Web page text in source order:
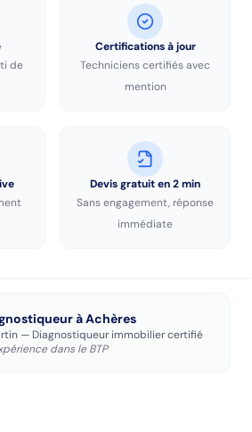
de
Certifications à jour
Techniciens certifiés avec
mention
Devis gratuit en 2 min
Sans engagement, réponse
immédiate
à Achères
— Diagnostiqueur immobilier certifié
dans le BTP